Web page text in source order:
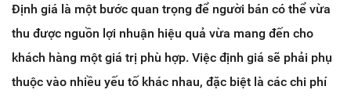
Định giá là một bước quan trọng để người bán có thể vừa
thu được nguồn lợi nhuận hiệu quả vừa mang đến cho
khách hàng một giá trị phù hợp. Việc định giá sẽ phải phụ
thuộc vào nhiều yếu tố khác nhau, đặc biệt là các chi phí